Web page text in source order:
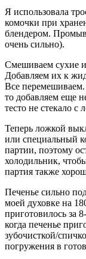
Я использовала
комочки при
блендером.
очень сильно).
Смешиваем сухие
Добавляем их к
Все
то добавляем еще
тесто не стекало с
Теперь ложкой
или специальный
партии, поэтому
холодильник,
партия также
Печенье сильно
моей духовке на
приготовилось за
когда печенье
зубочисткой/
погружения в